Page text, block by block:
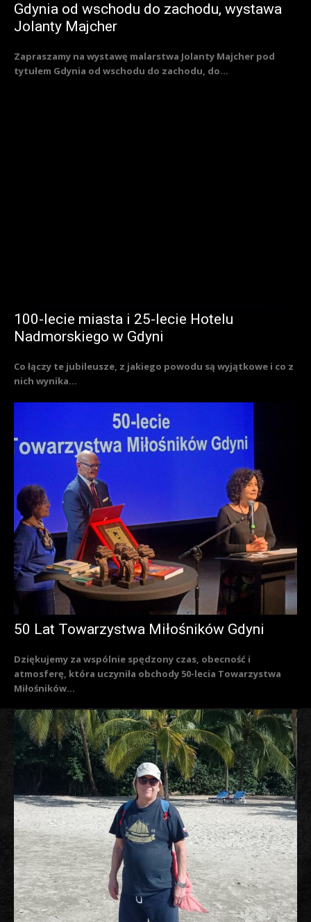
Gdynia od wschodu do zachodu, wystawa
Jolanty Majcher
Zapraszamy na wystawę malarstwa Jolanty Majcher pod
tytułem Gdynia od wschodu do zachodu, do...
100-lecie miasta i 25-lecie Hotelu
Nadmorskiego w Gdyni
Co łączy te jubileusze, z jakiego powodu są wyjątkowe i co z
nich wynika...
50 Lat Towarzystwa Miłośników Gdyni
Dziękujemy za wspólnie spędzony czas, obecność i
atmosferę, która uczyniła obchody 50-lecia Towarzystwa
Miłośników...